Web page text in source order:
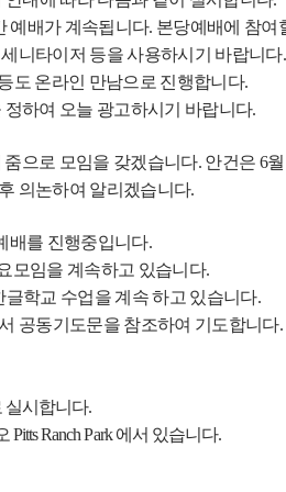
예배가 계속됩니다. 본당예배에 참여
니타이저 등을 사용하시기 바랍니다.
도 온라인 만남으로 진행합니다.
정하여 오늘 광고하시기 바랍니다.
줌으로 모임을 갖겠습니다. 안건은 6
의논하여 알리겠습니다.
배를 진행중입니다.
모임을 계속하고 있습니다.
글학교 수업을 계속 하고 있습니다.
공동기도문을 참조하여 기도합니다.
실시합니다.
Pitts Ranch Park에서 있습니다.